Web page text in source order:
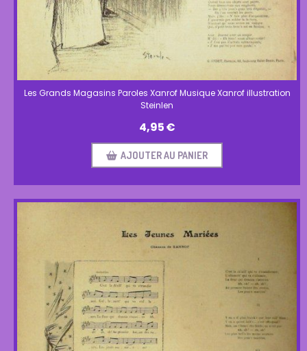
Les Grands Magasins Paroles Xanrof Musique Xanrof illustration
Steinlen
4,95€
AJOUTER AU PANIER